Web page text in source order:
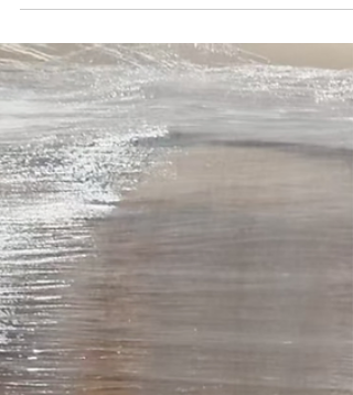
鏈，給航司篩選帶來了極大難度。 二、專案初期：
大至廣州的跨境冷鏈航線進行了全面篩選排查。 面
臨困境： 經過多渠道核對航司資質和機場倉儲配套
條件後發現，市場主流航班普遍存在短板。部分航
司雖能實現空中運輸溫控，但始發港和中轉港機場
缺乏合規的2-8℃溫控倉庫，導致貨物落地靜置、中
轉接駁階段無法保障恆溫條件，
作的土耳其代理委託，要求安排一個20呎整箱小櫃
（1*20GP）從上海港海運出口至法國勒阿弗爾港
（Le Havre）。貨物為特殊展覽用地毯。 項目操作
難點 貨物保管與裝箱要求高：展覽用地毯極易受潮
和污損，必須在倉庫妥善保存並規範裝箱。 交期時
效極其緊張：該批地毯為展會物資，必須在6月份
抵達法國。 指定約號無艙位：國外代理提供的指定
船公司約號均無法申請到艙位，原定運輸計畫受
阻。 多方溝通存在壁壘：土耳其代理、中國發貨人
工廠、法國收貨人三方溝通，存在大量待確認的模
糊信息。 瑞爾解決方案 提前溝通，全程監督裝箱
爾提前與發貨人工廠核對貨物細節，指令倉庫預備
符合防潮防污要求的場地。貨物入庫後妥善保存，
並在裝箱當天安排專人全程監督，確保裝箱質量。
搶抓艙位，保障黃金船期 針對時效要求，瑞爾第一